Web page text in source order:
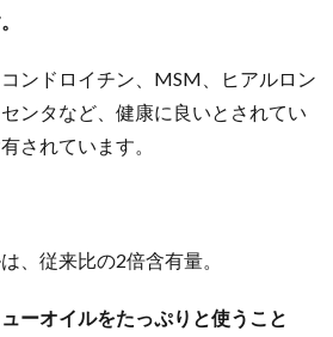
ンドロイチン、MSM、ヒアルロン
ンタなど、健康に良いとされてい
されています。
、従来比の2倍含有量。
ーオイルをたっぷりと使うこと